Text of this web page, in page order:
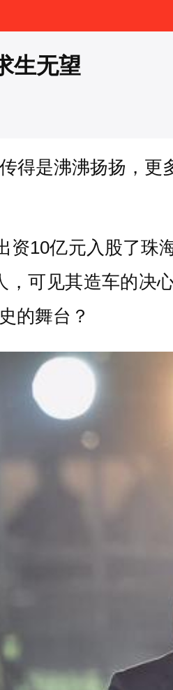
生无望
得是沸沸扬扬，更
10亿元入股了珠
可见其造车的决
的舞台？